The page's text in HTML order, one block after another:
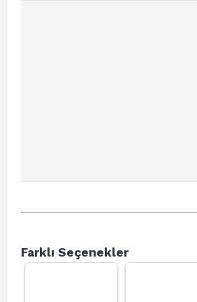
Farklı Seçenekler